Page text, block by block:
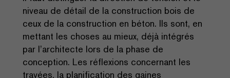
niveau de détail de la construction bois de
ceux de la construction en béton. Ils sont, en
mettant les choses au mieux, déjà intégrés
par l’architecte lors de la phase de
conception. Les réflexions concernant les
travées, la planification des gaines